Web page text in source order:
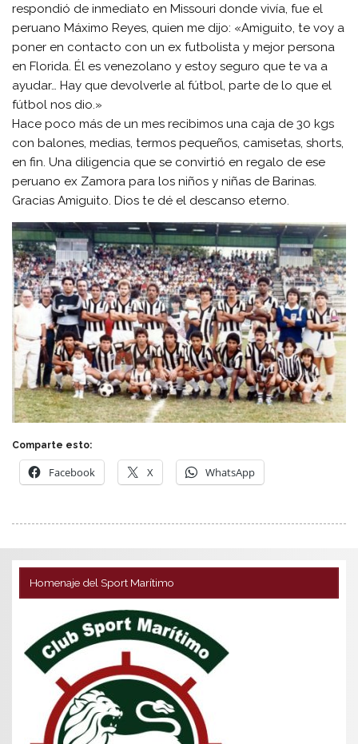
respondió de inmediato en Missouri donde vivía, fue el
peruano Máximo Reyes, quien me dijo: «Amiguito, te voy a
poner en contacto con un ex futbolista y mejor persona
en Florida. Él es venezolano y estoy seguro que te va a
ayudar… Hay que devolverle al fútbol, parte de lo que el
fútbol nos dio.»
Hace poco más de un mes recibimos una caja de 30 kgs
con balones, medias, termos pequeños, camisetas, shorts,
en fin. Una diligencia que se convirtió en regalo de ese
peruano ex Zamora para los niños y niñas de Barinas.
Gracias Amiguito. Dios te dé el descanso eterno.
Comparte esto:
Facebook X WhatsApp
Homenaje del Sport Marítimo